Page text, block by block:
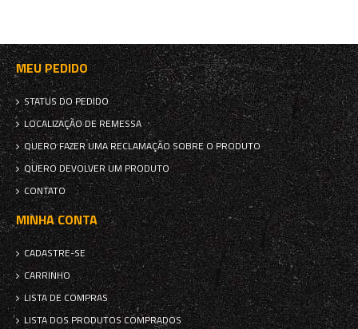
MEU PEDIDO
STATUS DO PEDIDO
LOCALIZAÇÃO DE REMESSA
QUERO FAZER UMA RECLAMAÇÃO SOBRE O PRODUTO
QUERO DEVOLVER UM PRODUTO
CONTATO
MINHA CONTA
CADASTRE-SE
CARRINHO
LISTA DE COMPRAS
LISTA DOS PRODUTOS COMPRADOS